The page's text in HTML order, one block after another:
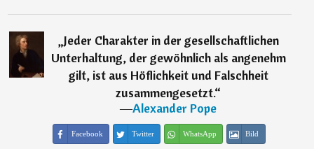
„Jeder Charakter in der gesellschaftlichen
Unterhaltung, der gewöhnlich als angenehm
gilt, ist aus Höflichkeit und Falschheit
zusammengesetzt.“
―Alexander Pope
Facebook Twitter WhatsApp Bild